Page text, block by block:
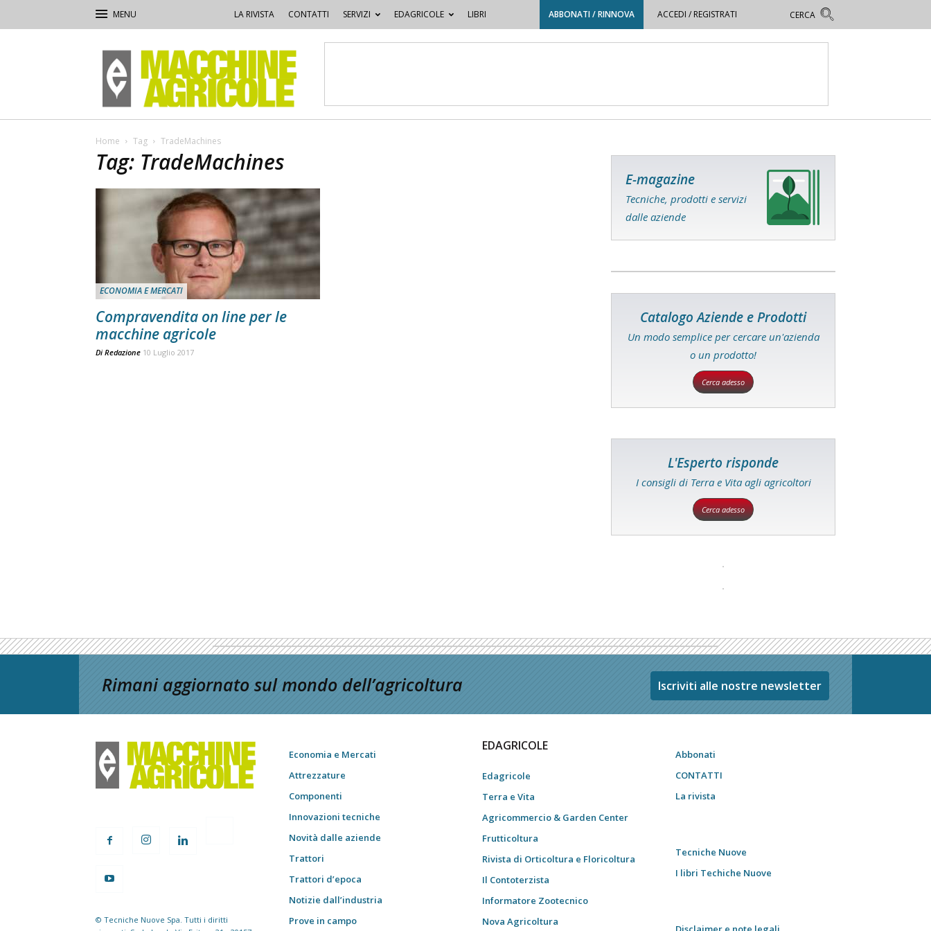
LA RIVISTA CONTATTI SERVIZI EDAGRICOLE LIBRI ABBONATI / RINNOVA ACCEDI / REGISTRATI
Macchine
Agricole
Home Tag TradeMachines
Tag: TradeMachines
ECONOMIA E MERCATI
Compravendita on line per le
macchine agricole
Di Redazione 10 Luglio 2017
E-magazine
Tecniche, prodotti e servizi
dalle aziende
Catalogo Aziende e Prodotti
Un modo semplice per cercare un'azienda
o un prodotto!
Cerca adesso
L'Esperto risponde
I consigli di Terra e Vita agli agricoltori
Cerca adesso
Rimani aggiornato sul mondo dell’agricoltura Iscriviti alle nostre newsletter
© Tecniche Nuove Spa. Tutti i diritti
Economia e Mercati
Attrezzature
Componenti
Innovazioni tecniche
Novità dalle aziende
Trattori
Trattori d’epoca
Notizie dall’industria
Prove in campo
EDAGRICOLE
Edagricole
Terra e Vita
Agricommercio & Garden Center
Frutticoltura
Rivista di Orticoltura e Floricoltura
Il Contoterzista
Informatore Zootecnico
Nova Agricoltura
Abbonati
CONTATTI
La rivista
Tecniche Nuove
I libri Techiche Nuove